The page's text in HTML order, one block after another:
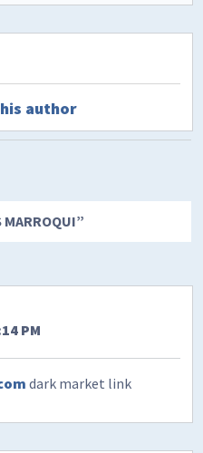
author
MARROQUI”
PM
dark market link